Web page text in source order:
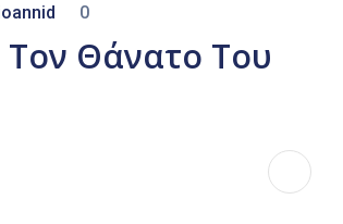
0
Τον Θάνατο Του